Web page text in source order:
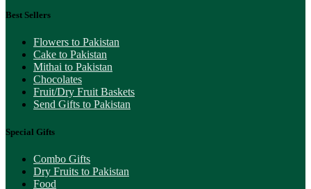
Best Sellers
Flowers to Pakistan
Cake to Pakistan
Mithai to Pakistan
Chocolates
Fruit/Dry Fruit Baskets
Send Gifts to Pakistan
Special Gifts
Combo Gifts
Dry Fruits to Pakistan
Food